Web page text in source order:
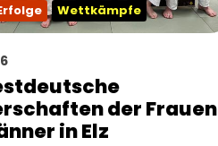
Wettkämpfe
der Frauen
in Elz